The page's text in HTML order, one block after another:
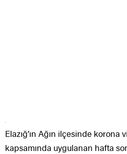
Elazığ’ın Ağın ilçesinde
kapsamında uygulanan hafta